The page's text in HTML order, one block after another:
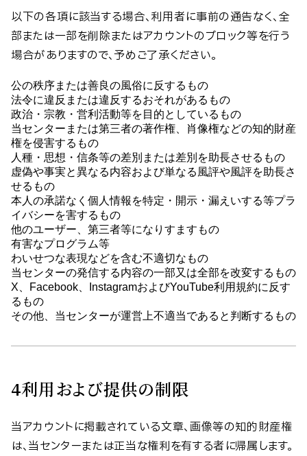
以下の各項に該当する場合、利用者に事前の通告なく、全
部または一部を削除またはアカウントのブロック等を行う
場合がありますので、予めご了承ください。
公の秩序または善良の風俗に反するもの
法令に違反または違反するおそれがあるもの
政治・宗教・営利活動等を目的としているもの
当センターまたは第三者の著作権、肖像権などの知的財産
権を侵害するもの
人種・思想・信条等の差別または差別を助長させるもの
虚偽や事実と異なる内容および単なる風評や風評を助長さ
せるもの
本人の承諾なく個人情報を特定・開示・漏えいする等プラ
イバシーを害するもの
他のユーザー、第三者等になりすますもの
有害なプログラム等
わいせつな表現などを含む不適切なもの
当センターの発信する内容の一部又は全部を改変するもの
X、Facebook、InstagramおよびYouTube利用規約に反す
るもの
その他、当センターが運営上不適当であると判断するもの
4利用および提供の制限
当アカウントに掲載されている文章、画像等の知的財産権
は、当センターまたは正当な権利を有する者に帰属します。